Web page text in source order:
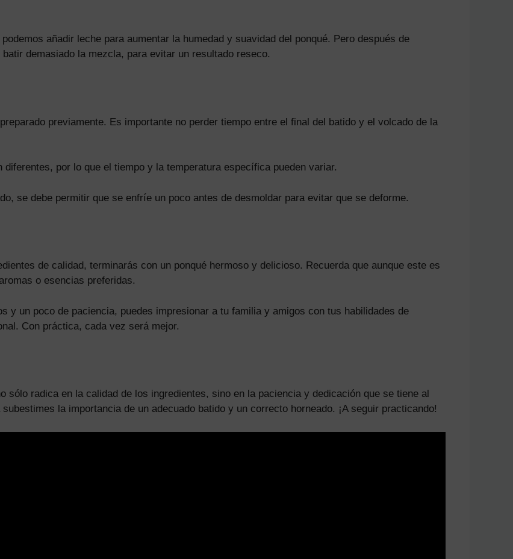
añadir leche para aumentar la humedad y suavidad del ponqué. Pero después de
demasiado la mezcla, para evitar un resultado reseco.
previamente. Es importante no perder tiempo entre el final del batido y el volcado de la
por lo que el tiempo y la temperatura específica pueden variar.
se debe permitir que se enfríe un poco antes de desmoldar para evitar que se deforme.
de calidad, terminarás con un ponqué hermoso y delicioso. Recuerda que aunque este es
o esencias preferidas.
y un poco de paciencia, puedes impresionar a tu familia y amigos con tus habilidades de
Con práctica, cada vez será mejor.
sólo radica en la calidad de los ingredientes, sino en la paciencia y dedicación que se tiene al
la importancia de un adecuado batido y un correcto horneado. ¡A seguir practicando!